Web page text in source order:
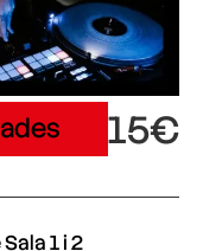
15€
1 i 2